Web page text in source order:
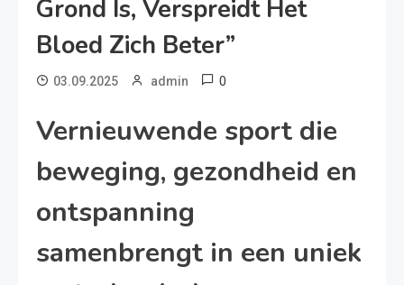
Grond Is, Verspreidt Het
Bloed Zich Beter”
03.09.2025 admin 0
Vernieuwende sport die
beweging, gezondheid en
ontspanning
samenbrengt in een uniek